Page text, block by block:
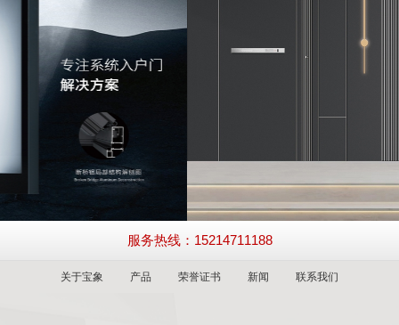
服务热线：15214711188
关于宝象 产品 荣誉证书 新闻 联系我们